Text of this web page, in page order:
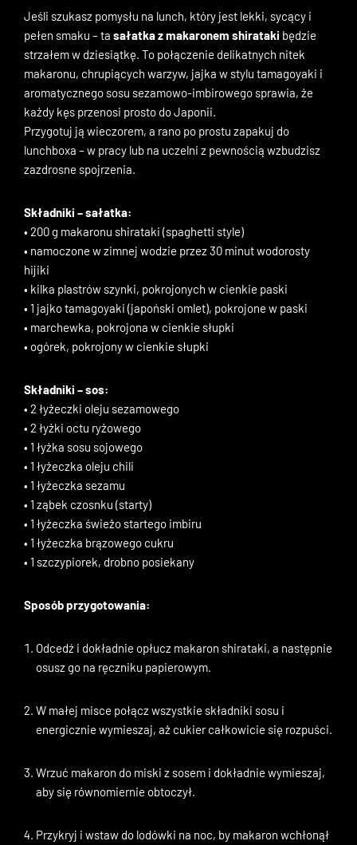
Jeśli szukasz pomysłu na lunch, który jest lekki, sycący i
pełen smaku – ta sałatka z makaronem shirataki będzie
strzałem w dziesiątkę. To połączenie delikatnych nitek
makaronu, chrupiących warzyw, jajka w stylu tamagoyaki i
aromatycznego sosu sezamowo-imbirowego sprawia, że
każdy kęs przenosi prosto do Japonii.
Przygotuj ją wieczorem, a rano po prostu zapakuj do
lunchboxa – w pracy lub na uczelni z pewnością wzbudzisz
zazdrosne spojrzenia.
Składniki – sałatka:
• 200 g makaronu shirataki (spaghetti style)
• namoczone w zimnej wodzie przez 30 minut wodorosty
hijiki
• kilka plastrów szynki, pokrojonych w cienkie paski
• 1 jajko tamagoyaki (japoński omlet), pokrojone w paski
• marchewka, pokrojona w cienkie słupki
• ogórek, pokrojony w cienkie słupki
Składniki – sos:
• 2 łyżeczki oleju sezamowego
• 2 łyżki octu ryżowego
• 1 łyżka sosu sojowego
• 1 łyżeczka oleju chili
• 1 łyżeczka sezamu
• 1 ząbek czosnku (starty)
• 1 łyżeczka świeżo startego imbiru
• 1 łyżeczka brązowego cukru
• 1 szczypiorek, drobno posiekany
Sposób przygotowania:
Odcedź i dokładnie opłucz makaron shirataki, a następnie
osusz go na ręczniku papierowym.
W małej misce połącz wszystkie składniki sosu i
energicznie wymieszaj, aż cukier całkowicie się rozpuści.
Wrzuć makaron do miski z sosem i dokładnie wymieszaj,
aby się równomiernie obtoczył.
Przykryj i wstaw do lodówki na noc, by makaron wchłonął